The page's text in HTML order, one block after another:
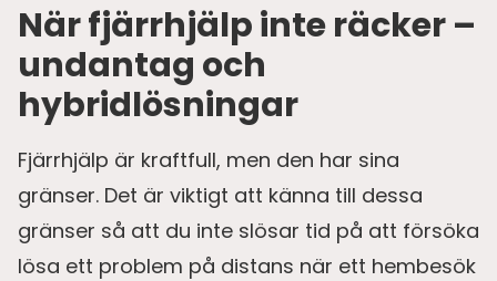
När fjärrhjälp inte räcker –
undantag och
hybridlösningar
Fjärrhjälp är kraftfull, men den har sina
gränser. Det är viktigt att känna till dessa
gränser så att du inte slösar tid på att försöka
lösa ett problem på distans när ett hembesök